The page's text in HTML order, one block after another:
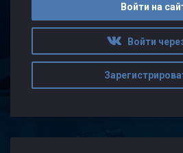
Войти на
Войти